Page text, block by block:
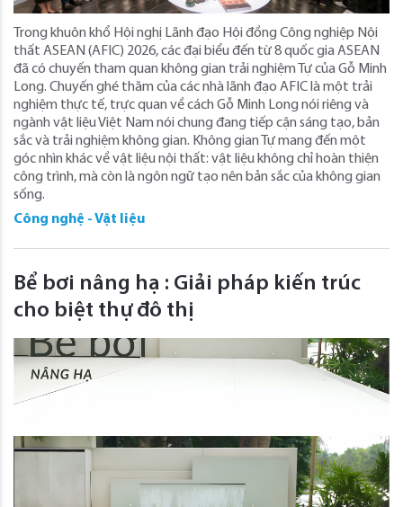
Trong khuôn khổ Hội nghị Lãnh đạo Hội đồng Công nghiệp Nội
thất ASEAN (AFIC) 2026, các đại biểu đến từ 8 quốc gia ASEAN
đã có chuyến tham quan không gian trải nghiệm Tự của Gỗ Minh
Long. Chuyến ghé thăm của các nhà lãnh đạo AFIC là một trải
nghiệm thực tế, trực quan về cách Gỗ Minh Long nói riêng và
ngành vật liệu Việt Nam nói chung đang tiếp cận sáng tạo, bản
sắc và trải nghiệm không gian. Không gian Tự mang đến một
góc nhìn khác về vật liệu nội thất: vật liệu không chỉ hoàn thiện
công trình, mà còn là ngôn ngữ tạo nên bản sắc của không gian
sống.
Công nghệ - Vật liệu
Bể bơi nâng hạ : Giải pháp kiến trúc
cho biệt thự đô thị